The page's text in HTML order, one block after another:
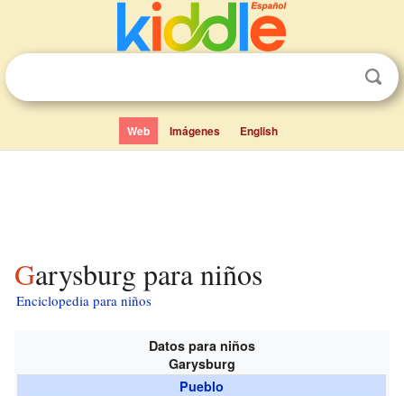
Web Imágenes English
Garysburg para niños
Enciclopedia para niños
Datos para niños
Garysburg
Pueblo